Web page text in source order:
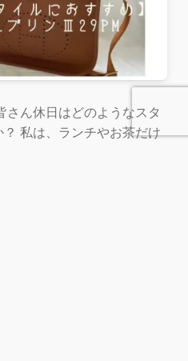
さん休日はどのようなスタ
私は、ランチやお茶だけ